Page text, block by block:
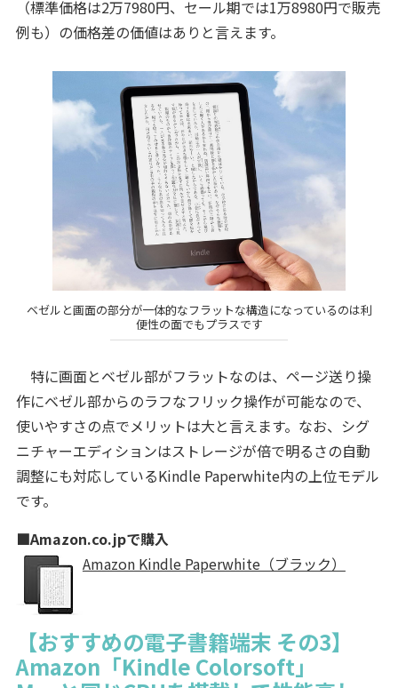
（標準価格は2万7980円、セール期では1万8980円で販売
例も）の価格差の価値はありと言えます。
ベゼルと画面の部分が一体的なフラットな構造になっているのは利
便性の面でもプラスです
特に画面とベゼル部がフラットなのは、ページ送り操
作にベゼル部からのラフなフリック操作が可能なので、
使いやすさの点でメリットは大と言えます。なお、シグ
ニチャーエディションはストレージが倍で明るさの自動
調整にも対応しているKindle Paperwhite内の上位モデル
です。
■Amazon.co.jpで購入
Amazon Kindle Paperwhite（ブラック）
【おすすめの電子書籍端末 その3】
Amazon「Kindle Colorsoft」